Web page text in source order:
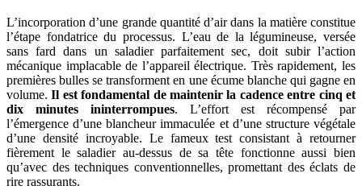
L’incorporation d’une grande quantité d’air dans la matière constitue
l’étape fondatrice du processus. L’eau de la légumineuse, versée
sans fard dans un saladier parfaitement sec, doit subir l’action
mécanique implacable de l’appareil électrique. Très rapidement, les
premières bulles se transforment en une écume blanche qui gagne en
volume.Il est fondamental de maintenir la cadence entre cinq et
dix minutes ininterrompues. L’effort est récompensé par
l’émergence d’une blancheur immaculée et d’une structure végétale
d’une densité incroyable. Le fameux test consistant à retourner
fièrement le saladier au-dessus de sa tête fonctionne aussi bien
qu’avec des techniques conventionnelles, promettant des éclats de
rire rassurants.